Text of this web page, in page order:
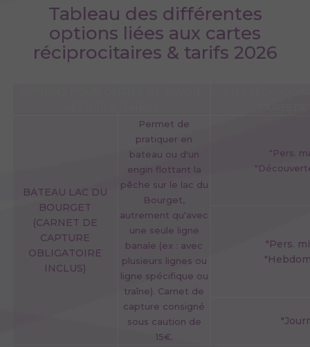
Tableau des différentes
options liées aux cartes
réciprocitaires & tarifs 2026
BATEAU LAC DU
BOURGET
(CARNET DE
CAPTURE
OBLIGATOIRE
INCLUS)
Permet de
pratiquer en
bateau ou d'un
engin flottant la
pêche sur le lac du
Bourget,
autrement qu'avec
une seule ligne
banale (ex : avec
plusieurs lignes ou
ligne spécifique ou
traîne). Carnet de
capture consigné
sous caution de
15€.
"Pers.
"Pers.